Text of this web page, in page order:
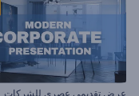
عرض تقديمي عصري للشركات